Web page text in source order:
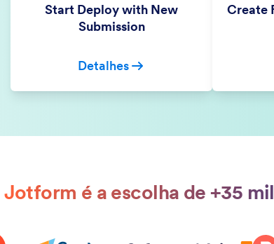
Start Deploy with New
Submission
Detalhes
Create
Jotform é a escolha de +35